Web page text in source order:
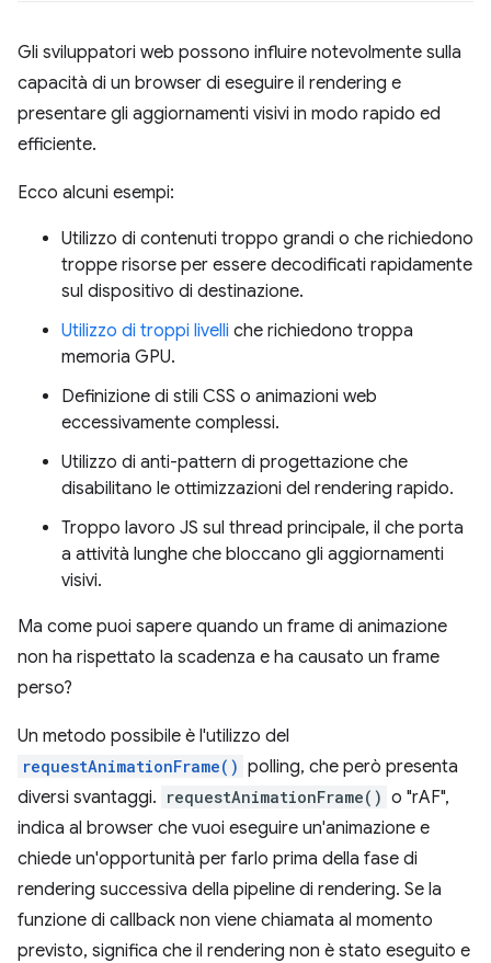
Gli sviluppatori web possono influire notevolmente sulla
capacità di un browser di eseguire il rendering e
presentare gli aggiornamenti visivi in modo rapido ed
efficiente.
Ecco alcuni esempi:
Utilizzo di contenuti troppo grandi o che richiedono
troppe risorse per essere decodificati rapidamente
sul dispositivo di destinazione.
Utilizzo di troppi livelli che richiedono troppa
memoria GPU.
Definizione di stili CSS o animazioni web
eccessivamente complessi.
Utilizzo di anti-pattern di progettazione che
disabilitano le ottimizzazioni del rendering rapido.
Troppo lavoro JS sul thread principale, il che porta
a attività lunghe che bloccano gli aggiornamenti
visivi.
Ma come puoi sapere quando un frame di animazione
non ha rispettato la scadenza e ha causato un frame
perso?
Un metodo possibile è l'utilizzo del
requestAnimationFrame() polling, che però presenta
diversi svantaggi. requestAnimationFrame() o "rAF",
indica al browser che vuoi eseguire un'animazione e
chiede un'opportunità per farlo prima della fase di
rendering successiva della pipeline di rendering. Se la
funzione di callback non viene chiamata al momento
previsto, significa che il rendering non è stato eseguito e